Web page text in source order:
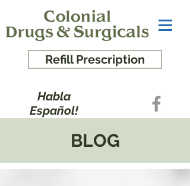
Refill Prescription
Habla
Español!
BLOG